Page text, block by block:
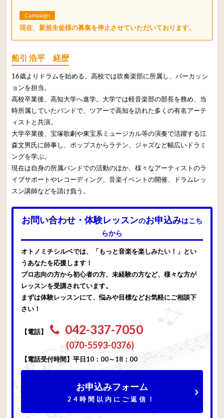
Campaign
現在、新規生徒様の募集を停止させていただいております。
船引 浩平 経歴
16歳よりドラムを始める。高校では吹奏楽部に所属し、パーカッシ
ョンを担当。
高校卒業後、高知大学へ進学。大学では軽音楽部の部長を務め、当
時所属していたバンドで、ツアーで高知を訪れた多くの有名アーテ
ィストと共演。
大学卒業後、宝塚歌劇や東宝系ミュージカル等の演奏で活躍する江
森文男氏に師事し、ポップスからラテン、ジャズなど幅広いドラミ
ングを学ぶ。
現在は自身の所属バンドでの活動のほか、様々なアーティストのラ
イブサポートやレコーディング、音楽イベントの開催、ドラムレッ
スン講師などを請け負う。
お問い合わせ・体験レッスンのお申込みはこち
らから
オトノミチシルベでは、「もっと音楽を楽しみたい！」とい
うあなたを応援します！
プロ志向の方から初心者の方、未経験の方など、様々な方が
レッスンを受講されています。
まずは体験レッスンにて、悩みや目標などお気軽にご相談下
さい！
【電話】 042-337-7050
(070-5593-0376)
【電話受付時間】平日10：00～18：00
お申込みフォーム
24時間以内にご返信！